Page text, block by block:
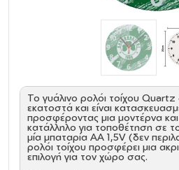
Το γυάλινο ρολόι τοίχου Quartz
εκατοστά και είναι
προσφέροντας μια μοντέρνα
κατάλληλο για τοποθέτηση σε
μία μπαταρία AA 1,5V (δεν
ρολόι τοίχου προσφέρει μια
επιλογή για τον χώρο σας.